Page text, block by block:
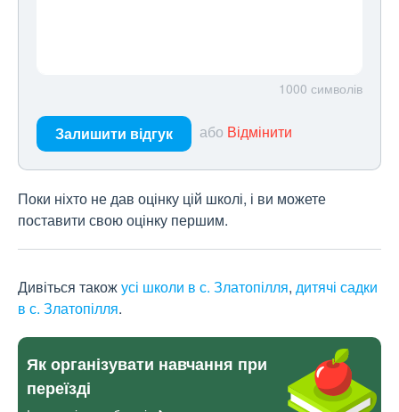
1000 символів
Залишити відгук або Відмінити
Поки ніхто не дав оцінку цій школі, і ви можете
поставити свою оцінку першим.
Дивіться такожусі школи в с. Златопілля, дитячі садки
в с. Златопілля.
Як організувати навчання при
переїзді